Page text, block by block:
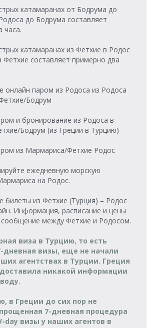
катамаранах от Бодрума до
до Бодрума составляет
часа.
катамаранах из Фетхие в Родос
Фетхие составляет примерно два
онлайн паром из Родоса из Родоса
Бодрум
и бронирование из Родоса в
Бодрум (из Греции в Турцию)
из Мармариса/Фетхие Родос
ежедневную морскую
на Родос.
билеты из Фетхие (Турция) – Родос
Информация, расписание и цены
между Фетхие и Родосом.
виза в Турцию, то есть
дневная визы, еще не начали
агентствах в Турции. Греция
никакой информации
в Греции до сих пор не
7-дневная процедура
day визы у наших агентов в